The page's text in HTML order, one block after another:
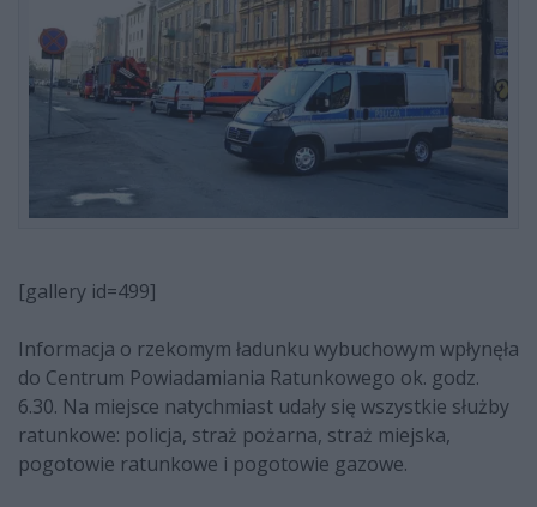
[gallery id=499]
Informacja o rzekomym ładunku wybuchowym wpłynęła
do Centrum Powiadamiania Ratunkowego ok. godz.
6.30. Na miejsce natychmiast udały się wszystkie służby
ratunkowe: policja, straż pożarna, straż miejska,
pogotowie ratunkowe i pogotowie gazowe.